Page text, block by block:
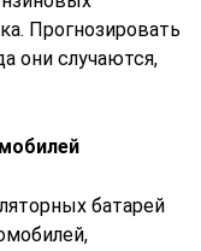
Прогнозировать
они случаются,
батарей